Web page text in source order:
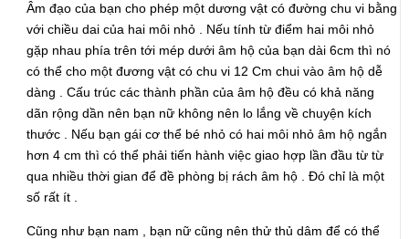
Âm đạo của bạn cho phép một dương vật có đường chu vi bằng
với chiều dai của hai môi nhỏ . Nếu tính từ điểm hai môi nhỏ
gặp nhau phía trên tới mép dưới âm hộ của bạn dài 6cm thì nó
có thể cho một đương vật có chu vi 12 Cm chui vào âm hộ dễ
dàng . Cấu trúc các thành phần của âm hộ đều có khả năng
dãn rộng dần nên bạn nữ không nên lo lắng về chuyện kích
thước . Nếu bạn gái cơ thể bé nhỏ có hai môi nhỏ âm hộ ngắn
hơn 4 cm thì có thể phải tiến hành việc giao hợp lần đầu từ từ
qua nhiều thời gian để đề phòng bị rách âm hộ . Đó chỉ là một
số rất ít .
Cũng như bạn nam , bạn nữ cũng nên thử thủ dâm để có thể